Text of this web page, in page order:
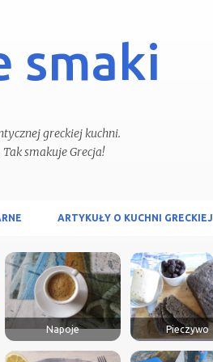
smaki
greckiej kuchni.
ARTYKUŁY O KUCHNI GRECKIEJ
Napoje Pieczywo